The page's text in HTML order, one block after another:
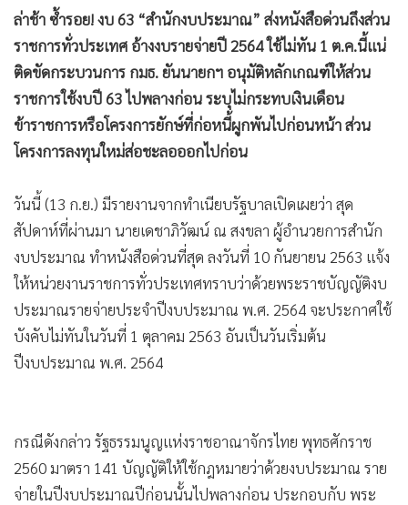
• เศรษฐกิจ-ธุรกิจ
• จีน
• ชุมชน-คุณภาพชีวิต
•
อาชญากรรม
•
• วิทยาศาสตร์
• SMEs
• หุ้น
• อินโดจีน
• กองทุนรวม
• Celeb Online
• Factcheck
• Gotomanager
ล่าช้า ซ้ำรอย! งบ 63 “สำนักงบประมาณ” ส่งหนังสือด่วนถึงส่วน
ราชการทั่วประเทศ อ้างงบรายจ่ายปี 2564 ใช้ไม่ทัน 1 ต.ค.นี้แน่
ติดขัดกระบวนการ กมธ. ยันนายกฯ อนุมัติหลักเกณฑ์ให้ส่วน
ราชการใช้งบปี 63 ไปพลางก่อน ระบุไม่กระทบเงินเดือน
ข้าราชการหรือโครงการยักษ์ที่ก่อหนี้ผูกพันไปก่อนหน้า ส่วน
โครงการลงทุนใหม่ส่อชะลอออกไปก่อน
วันนี้ (13 ก.ย.) มีรายงานจากทำเนียบรัฐบาลเปิดเผยว่า สุด
สัปดาห์ที่ผ่านมา นายเดชาภิวัฒน์ ณ สงขลา ผู้อํานวยการสํานัก
งบประมาณ ทำหนังสือด่วนที่สุด ลงวันที่ 10 กันยายน 2563 แจ้ง
ให้หน่วยงานราชการทั่วประเทศทราบว่าด้วยพระราชบัญญัติงบ
ประมาณรายจ่ายประจําปีงบประมาณ พ.ศ. 2564 จะประกาศใช้
บังคับไม่ทันในวันที่ 1 ตุลาคม 2563 อันเป็นวันเริ่มต้น
ปีงบประมาณ พ.ศ. 2564
กรณีดังกล่าว รัฐธรรมนูญแห่งราชอาณาจักรไทย พุทธศักราช
2560 มาตรา 141 บัญญัติให้ใช้กฎหมายว่าด้วยงบประมาณ ราย
จ่ายในปีงบประมาณปีก่อนนั้นไปพลางก่อน ประกอบกับ พระ